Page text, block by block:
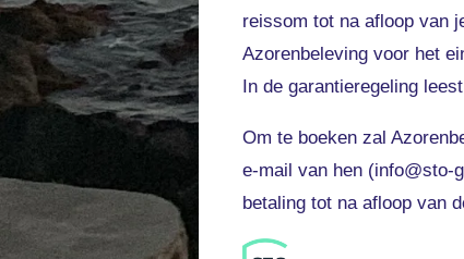
reissom tot na afloop van
Azorenbeleving voor het
In de garantieregeling
Om te boeken zal
e-mail van hen (info@sto-
betaling tot na afloop van